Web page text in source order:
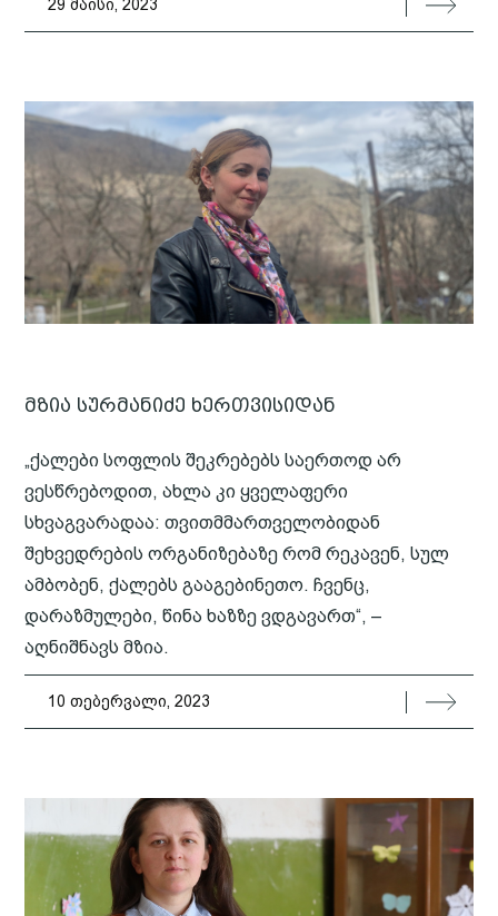
29 მაისი, 2023
მზია სურმანიძე ხერთვისიდან
„ქალები სოფლის შეკრებებს საერთოდ არ
ვესწრებოდით, ახლა კი ყველაფერი
სხვაგვარადაა: თვითმმართველობიდან
შეხვედრების ორგანიზებაზე რომ რეკავენ, სულ
ამბობენ, ქალებს გააგებინეთო. ჩვენც,
დარაზმულები, წინა ხაზზე ვდგავართ“, –
აღნიშნავს მზია.
10 თებერვალი, 2023